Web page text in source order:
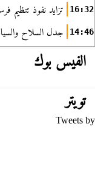
16:32 تزايد نفوذ تنظيم
14:46 جدل السلاح
الفيس بوك
تويتر
Tweets by